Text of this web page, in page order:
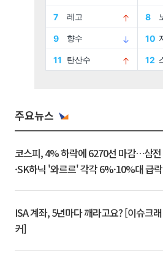
주요뉴스
코스피, 4% 하락에 6270선 마감…삼전
·SK하닉 '와르르' 각각 6%·10%대 급락
ISA 계좌, 5년마다 깨라고요? [이슈크래
커]